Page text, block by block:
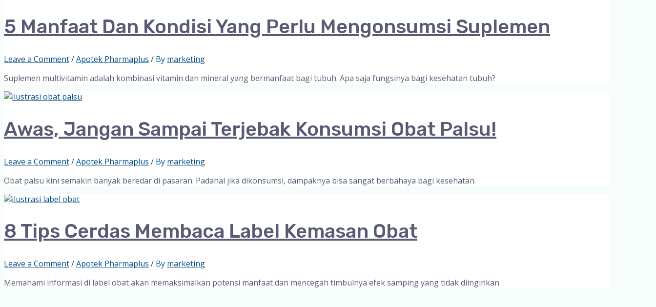
5 Manfaat Dan Kondisi Yang Perlu Mengonsumsi Suplemen
Leave a Comment/Apotek Pharmaplus / By marketing
Suplemen multivitamin adalah kombinasi vitamin dan mineral yang bermanfaat bagi tubuh. Apa saja fungsinya bagi kesehatan tubuh?
Awas, Jangan Sampai Terjebak Konsumsi Obat Palsu!
Leave a Comment/Apotek Pharmaplus / By marketing
Obat palsu kini semakin banyak beredar di pasaran. Padahal jika dikonsumsi, dampaknya bisa sangat berbahaya bagi kesehatan.
8 Tips Cerdas Membaca Label Kemasan Obat
Leave a Comment/Apotek Pharmaplus / By marketing
Memahami informasi di label obat akan memaksimalkan potensi manfaat dan mencegah timbulnya efek samping yang tidak diinginkan.